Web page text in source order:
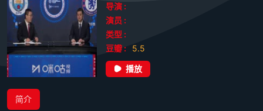
导演 :
演员 :
类型 :
豆瓣 :
5.5
播放
简介